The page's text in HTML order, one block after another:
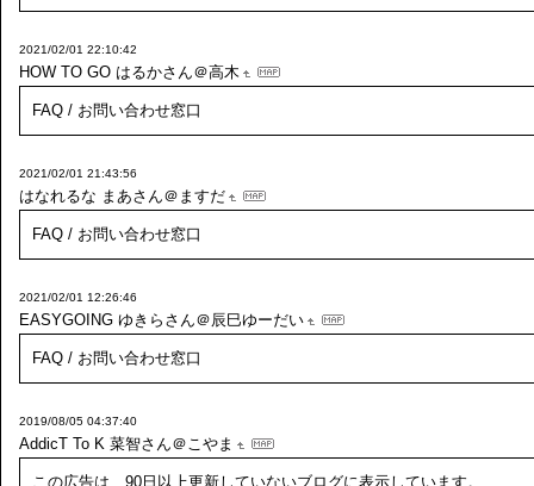
2021/02/01 22:10:42
HOW TO GO はるかさん＠高木
FAQ / お問い合わせ窓口
2021/02/01 21:43:56
はなれるな まあさん＠ますだ
FAQ / お問い合わせ窓口
2021/02/01 12:26:46
EASYGOING ゆきらさん＠辰巳ゆーだい
FAQ / お問い合わせ窓口
2019/08/05 04:37:40
AddicT To K 菜智さん＠こやま
この広告は、90日以上更新していないブログに表示しています。